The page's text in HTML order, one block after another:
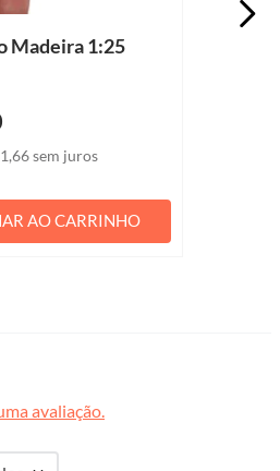
Madeira 1:25
,66sem juros
AO CARRINHO
avaliação.